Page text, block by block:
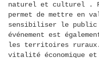
naturel et culturel .
permet de mettre en
sensibiliser le public
événement est
les territoires
vitalité économique et